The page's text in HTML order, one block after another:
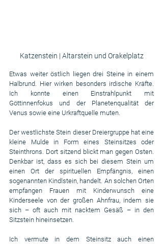
Katzenstein | Altarstein und Orakelplatz
Etwas weiter östlich liegen drei Steine in einem
Halbrund. Hier wirken besonders irdische Kräfte.
Ich konnte einen Einstrahlpunkt mit
Göttinnenfokus und der Planetenqualität der
Venus sowie eine Urkraftquelle muten.
Der westlichste Stein dieser Dreiergruppe hat eine
kleine Mulde in Form eines Steinsitzes oder
Steinthrons. Dort sitzend blickt man gegen Osten.
Denkbar ist, dass es sich bei diesem Stein um
einen Ort der spirituellen Empfängnis, einen
sogenannten Kindlstein, handelt. An solchen Orten
empfangen Frauen mit Kinderwunsch eine
Kinderseele von der großen Ahnfrau, indem sie
sich – oft auch mit nacktem Gesäß – in den
Sitzstein hineinsetzen.
Ich vermute in dem Steinsitz auch einen